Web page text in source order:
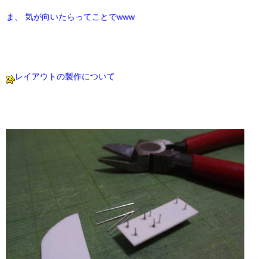
ま、 気が向いたらってことでwww
レイアウトの製作について